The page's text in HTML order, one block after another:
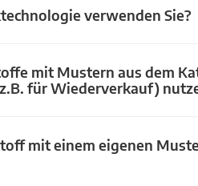
verwenden Sie?
mit Mustern aus dem
für Wiederverkauf)
mit einem eigenen